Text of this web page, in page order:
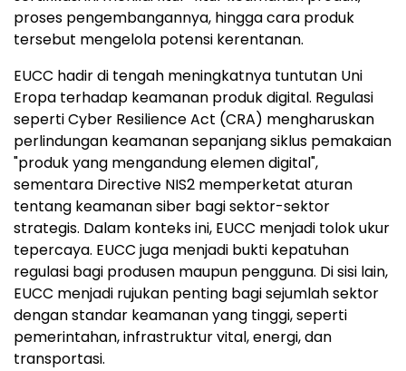
proses pengembangannya, hingga cara produk
tersebut mengelola potensi kerentanan.
EUCC hadir di tengah meningkatnya tuntutan Uni
Eropa terhadap keamanan produk digital. Regulasi
seperti Cyber Resilience Act (CRA) mengharuskan
perlindungan keamanan sepanjang siklus pemakaian
"produk yang mengandung elemen digital",
sementara Directive NIS2 memperketat aturan
tentang keamanan siber bagi sektor-sektor
strategis. Dalam konteks ini, EUCC menjadi tolok ukur
tepercaya. EUCC juga menjadi bukti kepatuhan
regulasi bagi produsen maupun pengguna. Di sisi lain,
EUCC menjadi rujukan penting bagi sejumlah sektor
dengan standar keamanan yang tinggi, seperti
pemerintahan, infrastruktur vital, energi, dan
transportasi.